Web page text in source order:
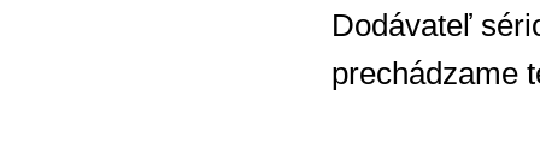
Dodávateľ
prechádzame